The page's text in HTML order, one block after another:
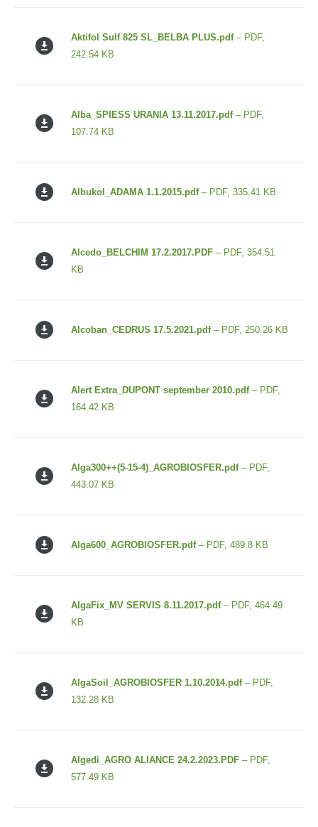
Aktifol Sulf 825 SL_BELBA PLUS.pdf– PDF,
242.54 KB
Alba_SPIESS URANIA 13.11.2017.pdf– PDF,
107.74 KB
Albukol_ADAMA 1.1.2015.pdf– PDF, 335.41 KB
Alcedo_BELCHIM 17.2.2017.PDF – PDF, 354.51
KB
Alcoban_CEDRUS 17.5.2021.pdf– PDF, 250.26 KB
Alert Extra_DUPONT september 2010.pdf– PDF,
164.42 KB
Alga300++(5-15-4)_AGROBIOSFER.pdf– PDF,
443.07 KB
Alga600_AGROBIOSFER.pdf– PDF, 489.8 KB
AlgaFix_MV SERVIS 8.11.2017.pdf– PDF, 464.49
KB
AlgaSoil_AGROBIOSFER 1.10.2014.pdf– PDF,
132.28 KB
Algedi_AGRO ALIANCE 24.2.2023.PDF – PDF,
577.49 KB